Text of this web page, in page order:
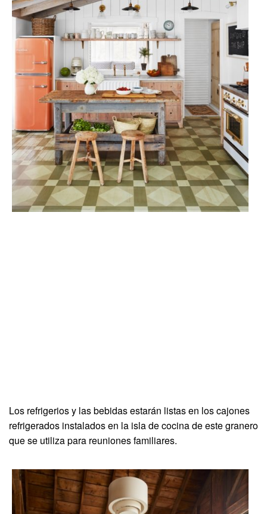
Los refrigerios y las bebidas estarán listas en los cajones
refrigerados instalados en la isla de cocina de este granero
que se utiliza para reuniones familiares.